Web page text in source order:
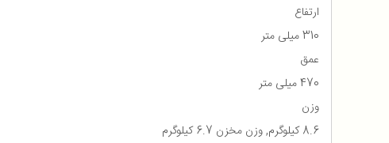
ارتفاع
310 میلی متر
عمق
470 میلی متر
وزن
8.6 کیلوگرم, وزن مخزن 6.7 کیلوگرم